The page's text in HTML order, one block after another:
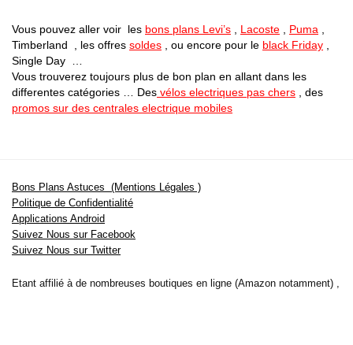
Vous pouvez aller voir les bons plans Levi’s , Lacoste , Puma ,
Timberland , les offres soldes , ou encore pour le black Friday ,
Single Day …
Vous trouverez toujours plus de bon plan en allant dans les
differentes catégories … Des vélos electriques pas chers , des
promos sur des centrales electrique mobiles
Bons Plans Astuces (Mentions Légales )
Politique de Confidentialité
Applications Android
Suivez Nous sur Facebook
Suivez Nous sur Twitter
Etant affilié à de nombreuses boutiques en ligne (Amazon notamment) ,